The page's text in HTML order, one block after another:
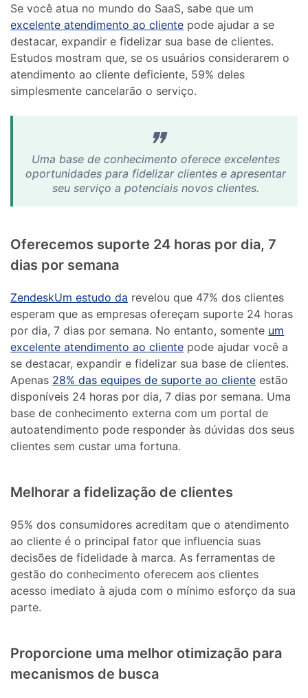
Se você atua no mundo do SaaS, sabe que um
excelente atendimento ao cliente pode ajudar a se
destacar, expandir e fidelizar sua base de clientes.
Estudos mostram que, se os usuários considerarem o
atendimento ao cliente deficiente, 59% deles
simplesmente cancelarão o serviço.
Uma base de conhecimento oferece excelentes
oportunidades para fidelizar clientes e apresentar
seu serviço a potenciais novos clientes.
Oferecemos suporte 24 horas por dia, 7
dias por semana
ZendeskUm estudo da revelou que 47% dos clientes
esperam que as empresas ofereçam suporte 24 horas
por dia, 7 dias por semana. No entanto, somente um
excelente atendimento ao cliente pode ajudar você a
se destacar, expandir e fidelizar sua base de clientes.
Apenas 28% das equipes de suporte ao cliente estão
disponíveis 24 horas por dia, 7 dias por semana. Uma
base de conhecimento externa com um portal de
autoatendimento pode responder às dúvidas dos seus
clientes sem custar uma fortuna.
Melhorar a fidelização de clientes
95% dos consumidores acreditam que o atendimento
ao cliente é o principal fator que influencia suas
decisões de fidelidade à marca. As ferramentas de
gestão do conhecimento oferecem aos clientes
acesso imediato à ajuda com o mínimo esforço da sua
parte.
Proporcione uma melhor otimização para
mecanismos de busca